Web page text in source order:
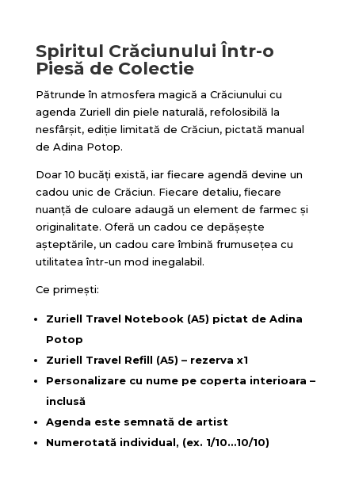
Spiritul Crăciunului Într-o
Piesă de Colectie
Pătrunde în atmosfera magică a Crăciunului cu
agenda Zuriell din piele naturală, refolosibilă la
nesfârșit, ediție limitată de Crăciun, pictată manual
de Adina Potop.
Doar 10 bucăți există, iar fiecare agendă devine un
cadou unic de Crăciun. Fiecare detaliu, fiecare
nuanță de culoare adaugă un element de farmec și
originalitate. Oferă un cadou ce depășește
așteptările, un cadou care îmbină frumusețea cu
utilitatea într-un mod inegalabil.
Ce primești:
Zuriell Travel Notebook (A5) pictat de Adina
Potop
Zuriell Travel Refill (A5) – rezerva x1
Personalizare cu nume pe coperta interioara –
inclusă
Agenda este semnată de artist
Numerotată individual, (ex. 1/10…10/10)